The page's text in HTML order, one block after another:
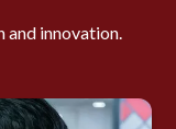
and innovation.